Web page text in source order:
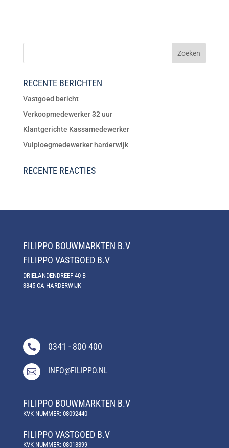
RECENTE BERICHTEN
Vastgoed bericht
Verkoopmedewerker 32 uur
Klantgerichte Kassamedewerker
Vulploegmedewerker harderwijk
RECENTE REACTIES
FILIPPO BOUWMARKTEN B.V
FILIPPO VASTGOED B.V
DRIELANDENDREEF 40-B
3845 CA HARDERWIJK
 0341 - 800 400
 INFO@FILIPPO.NL
FILIPPO BOUWMARKTEN B.V
KVK-NUMMER: 08092440
FILIPPO VASTGOED B.V
KVK-NUMMER: 08018399